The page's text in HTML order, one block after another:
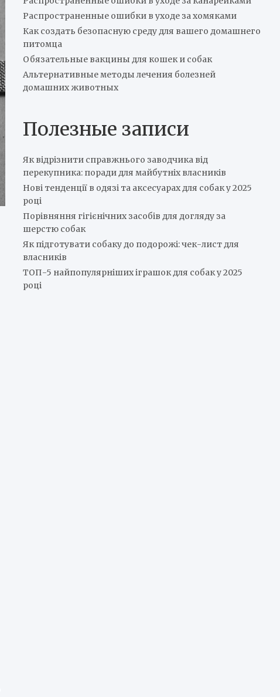
Распространенные ошибки в уходе за хомяками
Как создать безопасную среду для вашего домашнего
питомца
Обязательные вакцины для кошек и собак
Альтернативные методы лечения болезней
домашних животных
Полезные записи
Як відрізнити справжнього заводчика від
перекупника: поради для майбутніх власників
Нові тенденції в одязі та аксесуарах для собак у 2025
році
Порівняння гігієнічних засобів для догляду за
шерстю собак
Як підготувати собаку до подорожі: чек-лист для
власників
ТОП-5 найпопулярніших іграшок для собак у 2025
році